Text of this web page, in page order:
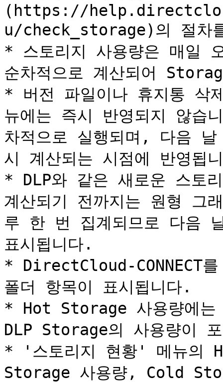
(https://
u/check_storage)의 절차
* 스토리지 사용량은 매일
순차적으로 계산되어
* 버전 파일이나 휴지통 삭
뉴에는 즉시 반영되지 않습
차적으로 실행되며, 다음
시 계산되는 시점에 반영됩
* DLP와 같은 새로운 스토
계산되기 전까지는 원형 그
루 한 번 집계되므로 다음
표시됩니다.
* DirectCloud-CONNECT
폴더 항목이 표시됩니다.
* Hot Storage 사용량에
DLP Storage의 사용량이
* '스토리지 현황' 메뉴의
Storage 사용량, Cold